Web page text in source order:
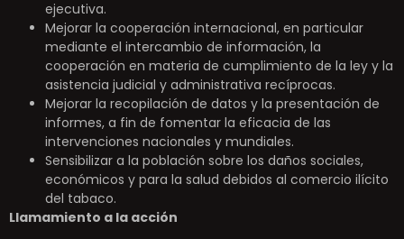
ejecutiva.
Mejorar la cooperación internacional, en particular
mediante el intercambio de información, la
cooperación en materia de cumplimiento de la ley y la
asistencia judicial y administrativa recíprocas.
Mejorar la recopilación de datos y la presentación de
informes, a fin de fomentar la eficacia de las
intervenciones nacionales y mundiales.
Sensibilizar a la población sobre los daños sociales,
económicos y para la salud debidos al comercio ilícito
del tabaco.
Llamamiento a la acción